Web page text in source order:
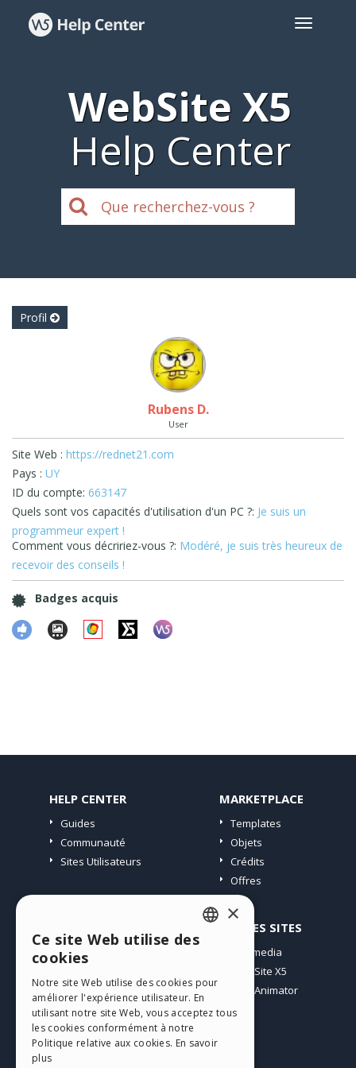
WebSite X5
Help Center
Profil
Rubens D.
User
Site Web : https://rednet21.com
Pays : UY
ID du compte: 663147
Quels sont vos capacités d'utilisation d'un PC ?: Je suis un
programmeur expert !
Comment vous décririez-vous ?: Modéré, je suis très heureux de
recevoir des conseils !
Badges acquis
HELP CENTER
Guides
Communauté
Sites Utilisateurs
MARKETPLACE
Templates
Objets
Crédits
Offres
Mes Messages
Télécharger
Espace Web
Mes Crédits
AUTRES SITES
Incomedia
WebSite X5
WebAnimator
ENGLISH
GERMAN
SPANISH
×
Ce site Web utilise des
cookies
Notre site Web utilise des cookies pour
améliorer l'expérience utilisateur. En
utilisant notre site Web, vous acceptez tous
les cookies conformément à notre
Politique relative aux cookies. En savoir
plus